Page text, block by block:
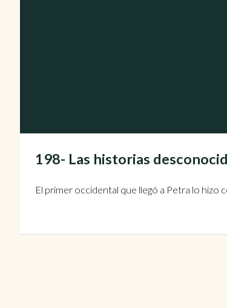
198- Las historias
El primer occidental que llegó a Petra lo hizo